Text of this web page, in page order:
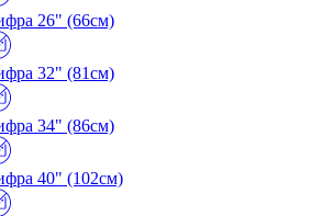
26" (66см)
32" (81см)
34" (86см)
40" (102см)